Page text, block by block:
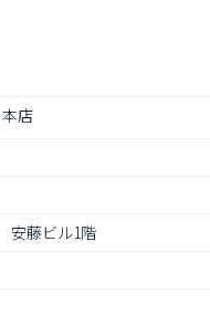
店
安藤ビル1階